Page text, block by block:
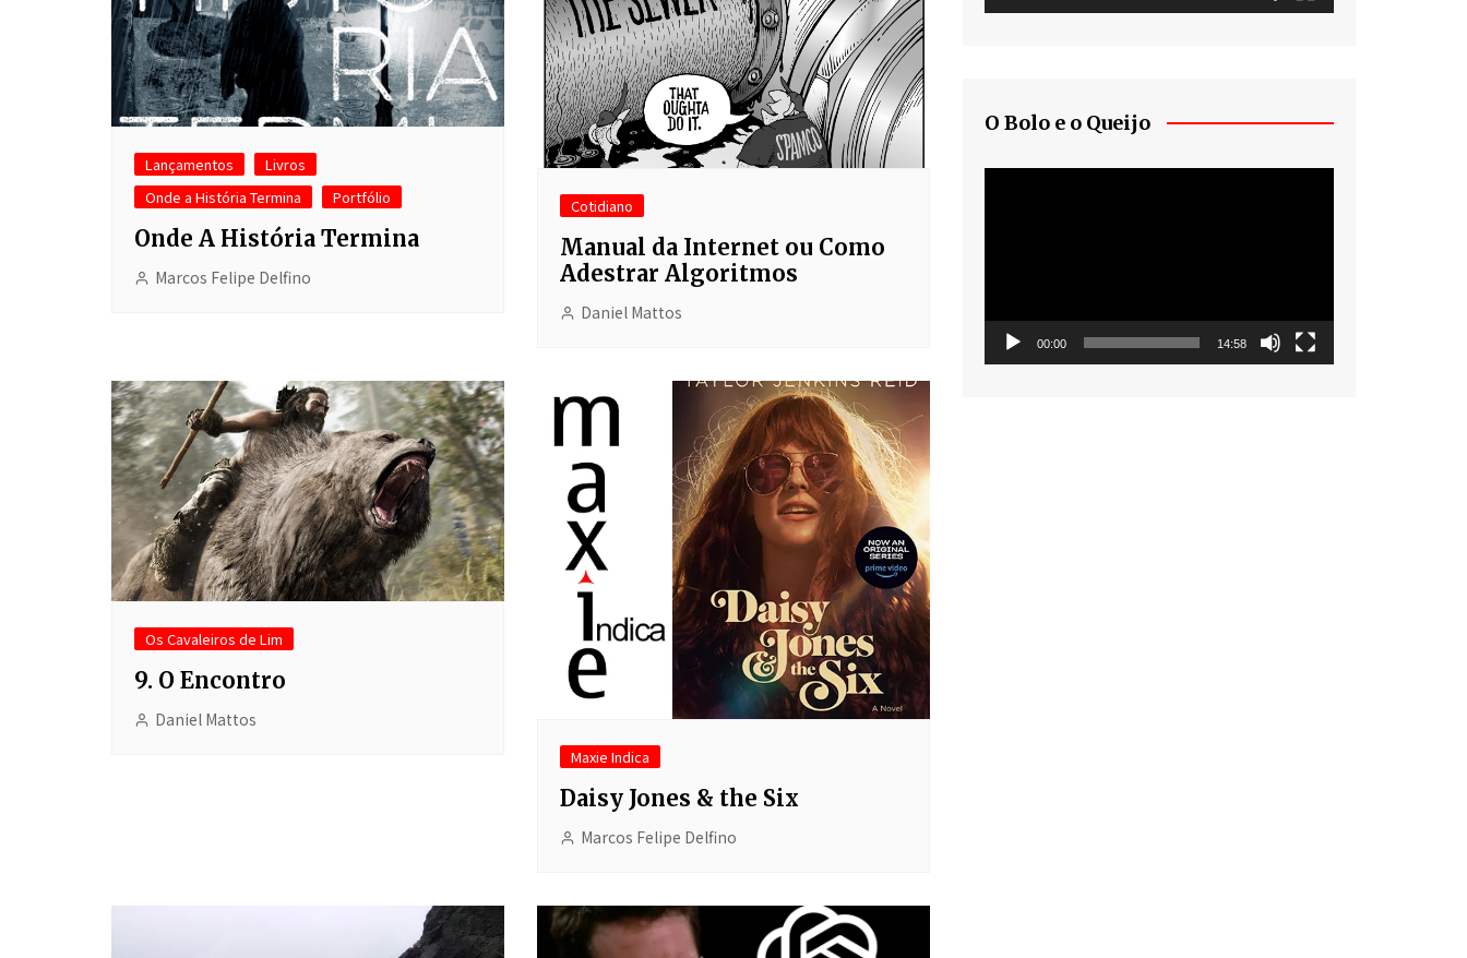
Lançamentos
Livros
Onde a História Termina
Portfólio
Onde A História Termina
Marcos Felipe Delfino
Cotidiano
Manual da Internet ou Como
Adestrar Algoritmos
Daniel Mattos
Os Cavaleiros de Lim
9. O Encontro
Daniel Mattos
Maxie Indica
Daisy Jones & the Six
Marcos Felipe Delfino
O Bolo e o Queijo
00:00 14:58